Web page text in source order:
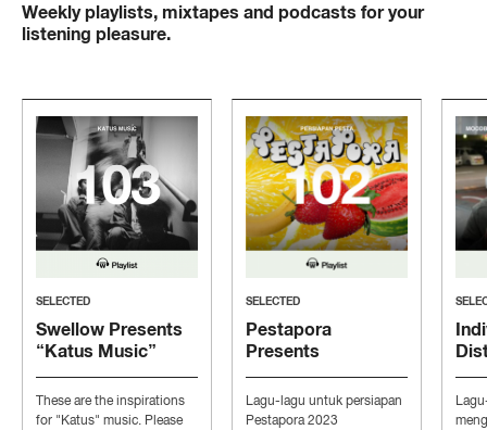
Weekly playlists, mixtapes and podcasts for your
listening pleasure.
SELECTED
Swellow Presents
“Katus Music”
These are the inspirations
for "Katus" music. Please
SELECTED
Pestapora
Presents
“Persiapan Pesta”
Lagu-lagu untuk persiapan
Pestapora 2023